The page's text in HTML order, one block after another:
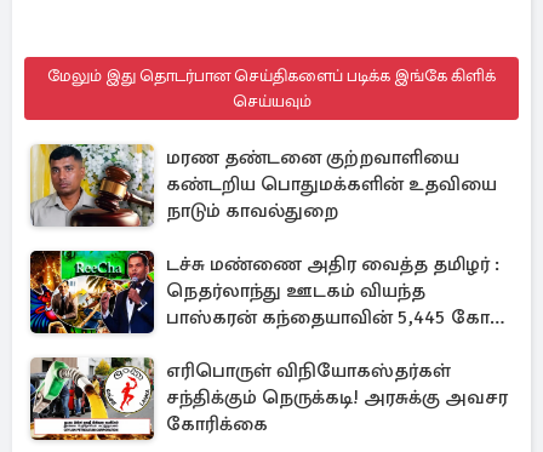
மேலும் இது தொடர்பான செய்திகளைப் படிக்க இங்கே கிளிக்
செய்யவும்
மரண தண்டனை குற்றவாளியை
கண்டறிய பொதுமக்களின் உதவியை
நாடும் காவல்துறை
டச்சு மண்ணை அதிர வைத்த தமிழர் :
நெதர்லாந்து ஊடகம் வியந்த
பாஸ்கரன் கந்தையாவின் 5,445 கோடி
எரிபொருள் விநியோகஸ்தர்கள்
சந்திக்கும் நெருக்கடி! அரசுக்கு அவசர
கோரிக்கை